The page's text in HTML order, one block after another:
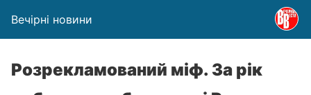
Вечірні новини
Розрекламований міф. За рік